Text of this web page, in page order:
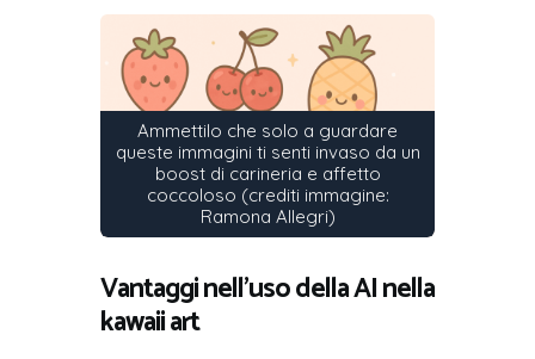
Ammettilo che solo a guardare
queste immagini ti senti invaso da un
boost di carineria e affetto
coccoloso (crediti immagine:
Ramona Allegri)
Vantaggi nell’uso della AI nella
kawaii art